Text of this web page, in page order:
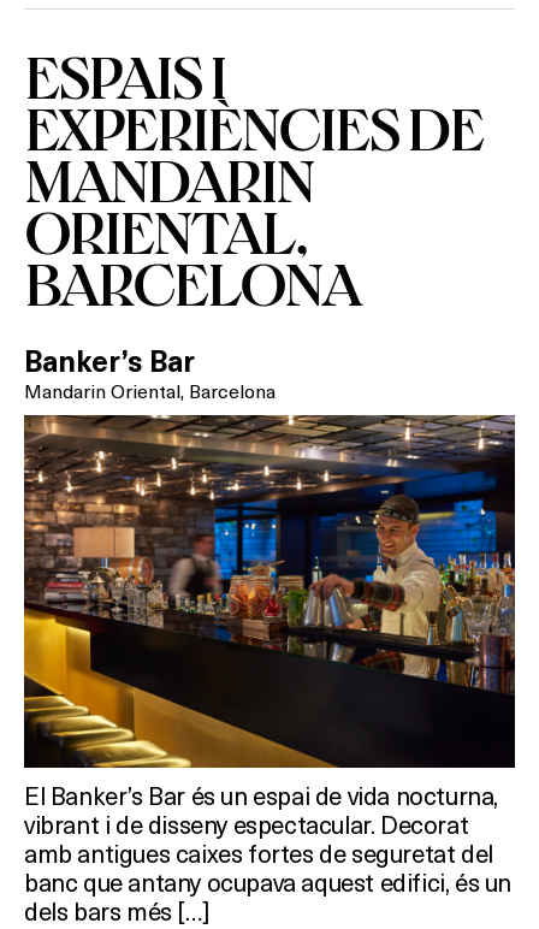
ESPAIS I
EXPERIÈNCIES DE
MANDARIN
ORIENTAL,
BARCELONA
Banker’s Bar
Mandarin Oriental, Barcelona
El Banker’s Bar és un espai de vida nocturna,
vibrant i de disseny espectacular. Decorat
amb antigues caixes fortes de seguretat del
banc que antany ocupava aquest edifici, és un
dels bars més […]